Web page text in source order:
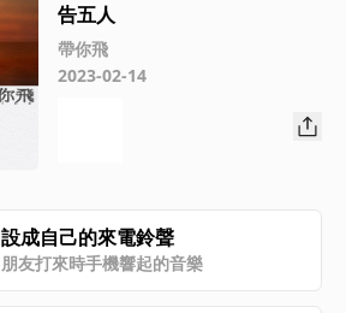
告五人
帶你飛
2023-02-14
設成自己的來電鈴聲
朋友打來時手機響起的音樂